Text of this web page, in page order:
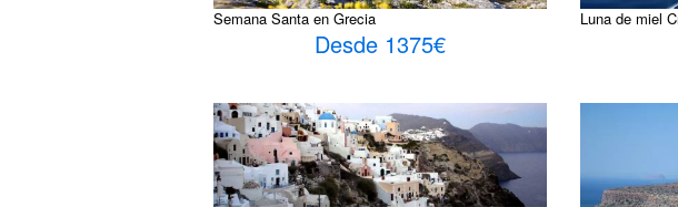
Semana Santa en Grecia
Desde 1375€
Luna de miel